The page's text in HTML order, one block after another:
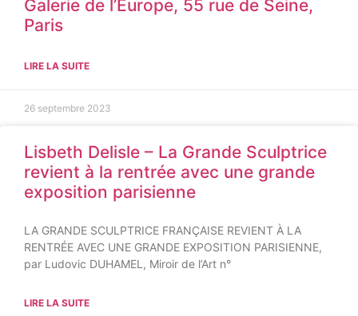
Galerie de l’Europe, 55 rue de Seine,
Paris
LIRE LA SUITE
26 septembre 2023
Lisbeth Delisle – La Grande Sculptrice
revient à la rentrée avec une grande
exposition parisienne
LA GRANDE SCULPTRICE FRANÇAISE REVIENT À LA
RENTRÉE AVEC UNE GRANDE EXPOSITION PARISIENNE,
par Ludovic DUHAMEL, Miroir de l’Art n°
LIRE LA SUITE